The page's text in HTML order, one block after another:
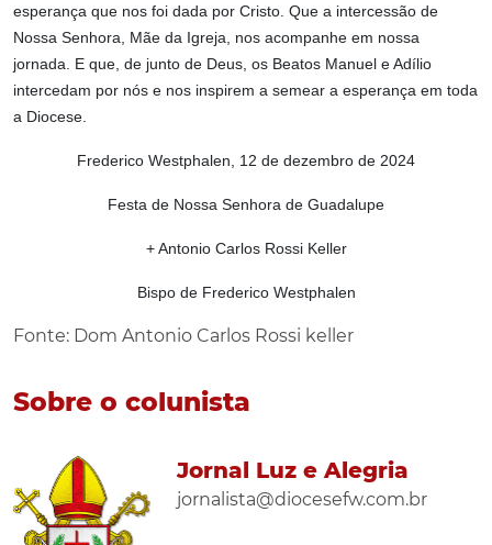
esperança que nos foi dada por Cristo. Que a intercessão de
Nossa Senhora, Mãe da Igreja, nos acompanhe em nossa
jornada. E que, de junto de Deus, os Beatos Manuel e Adílio
intercedam por nós e nos inspirem a semear a esperança em toda
a Diocese.
Frederico Westphalen, 12 de dezembro de 2024
Festa de Nossa Senhora de Guadalupe
+ Antonio Carlos Rossi Keller
Bispo de Frederico Westphalen
Fonte: Dom Antonio Carlos Rossi keller
Sobre o colunista
Jornal Luz e Alegria
jornalista@diocesefw.com.br